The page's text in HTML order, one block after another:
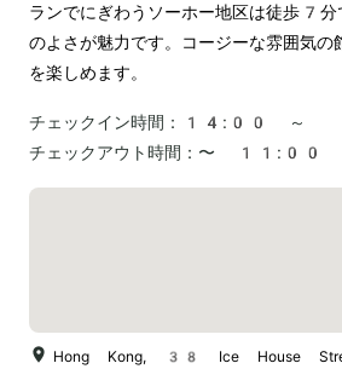
ランでにぎわうソーホー地区は徒歩7分
のよさが魅力です。コージーな雰囲気の
を楽しめます。
チェックイン時間：
14:00 ～
チェックアウト時間： 〜 11:00
Hong Kong, 38 Ice House